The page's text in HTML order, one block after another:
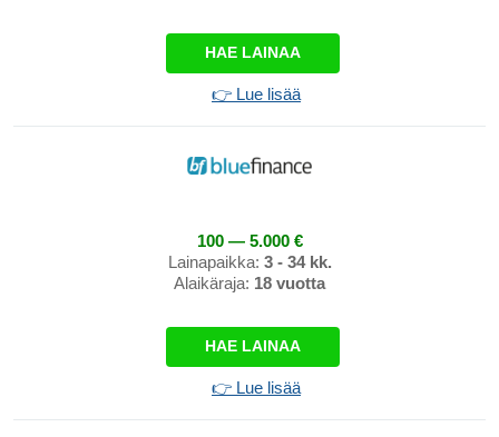
HAE LAINAA
👉 Lue lisää
100 — 5.000 €
Lainapaikka: 3 - 34 kk.
Alaikäraja: 18 vuotta
HAE LAINAA
👉 Lue lisää